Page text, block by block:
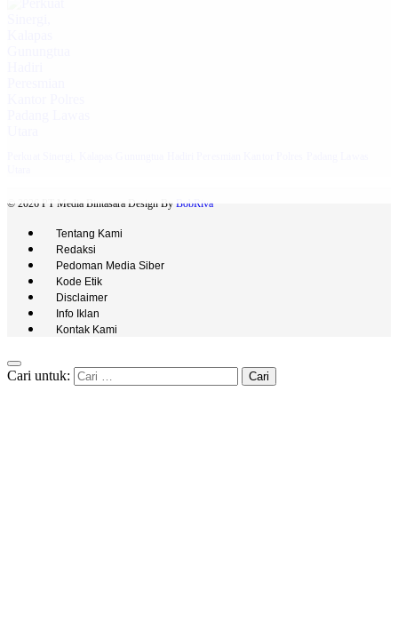
© 2026 PT Media Bintasara Design By BobRiva
Tentang Kami
Redaksi
Pedoman Media Siber
Kode Etik
Disclaimer
Info Iklan
Kontak Kami
Cari untuk: